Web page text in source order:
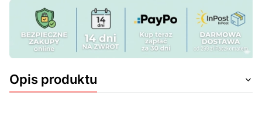
Opis produktu